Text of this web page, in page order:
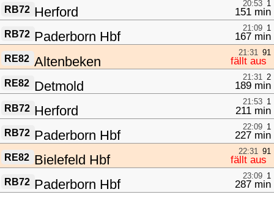
RB72 Herford 151 min
20:53 1
RB72 Paderborn Hbf 167 min
21:09 1
RE82 Altenbeken fällt aus
21:31 91
RE82 Detmold 189 min
21:31 2
RB72 Herford 211 min
21:53 1
RB72 Paderborn Hbf 227 min
22:09 1
RE82 Bielefeld Hbf fällt aus
22:31 91
RB72 Paderborn Hbf 287 min
23:09 1